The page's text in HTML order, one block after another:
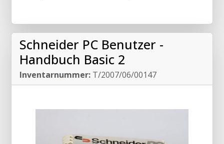
Schneider PC Benutzer -
Handbuch Basic 2
Inventarnummer: T/2007/06/00147